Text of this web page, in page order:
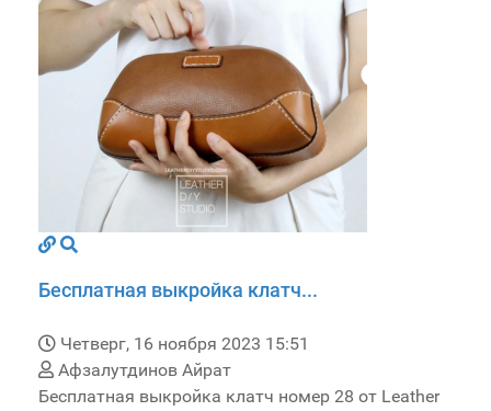
Бесплатная выкройка клатч...
Четверг, 16 ноября 2023 15:51
Афзалутдинов Айрат
Бесплатная выкройка клатч номер 28 от Leather